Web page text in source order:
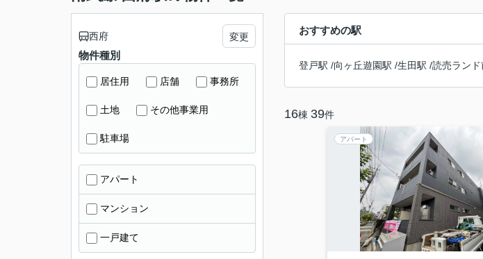
おすすめの駅
登戸駅 /向ヶ丘遊園駅 /生田駅 /読売ランド
16棟 39件
アパート
西府 変更
物件種別
居住用 店舗 事務所
土地 その他事業用
駐車場
アパート
マンション
一戸建て